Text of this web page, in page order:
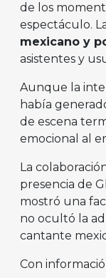
de los
espectáculo.
mexicano y
asistentes y
Aunque la
había
de escena
emocional al
La
presencia de
mostró una
no ocultó la
cantante
Con